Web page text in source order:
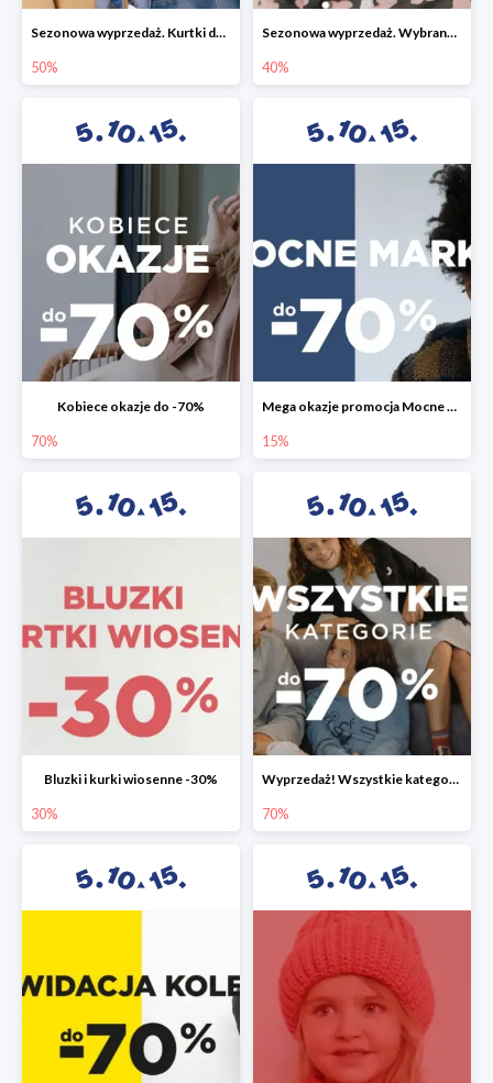
Sezonowa wyprzedaż. Kurtki do -50%
50%
Sezonowa wyprzedaż. Wybrane modele do -40%
40%
Kobiece okazje do -70%
70%
Mega okazje promocja Mocne marki do -70%
15%
Bluzki i kurki wiosenne -30%
30%
Wyprzedaż! Wszystkie kategorie do -70%
70%